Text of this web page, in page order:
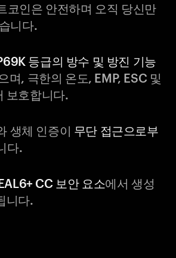
코인은 안전하며 오직 당신만
니다.
등급의 방수 및 방진 기능
며, 극한의 온도, EMP, ESC 및
보호합니다.
생체 인증이 무단 접근으로부
다.
CC 보안 요소에서 생성
니다.